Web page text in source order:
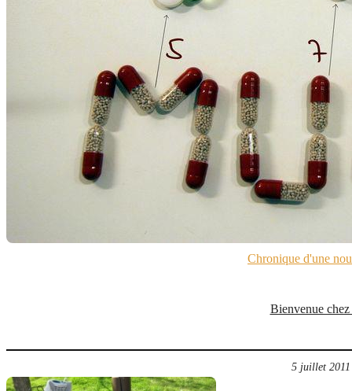
Chronique d'une
Bienvenue
5 juillet 2011